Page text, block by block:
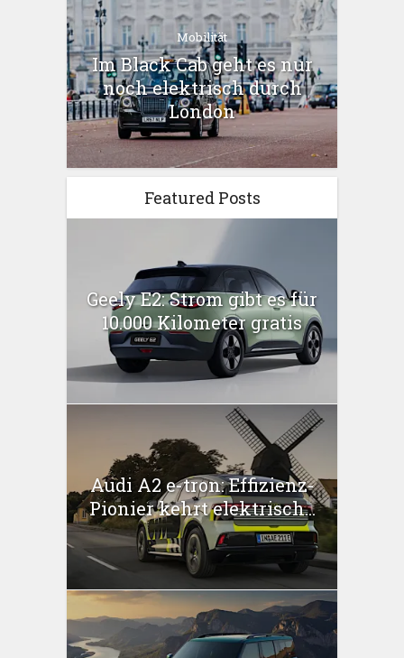
Mobilität
Im Black Cab geht es nur
noch elektrisch durch
London
Featured Posts
Geely E2: Strom gibt es für
10.000 Kilometer gratis
Audi A2 e-tron: Effizienz-
Pionier kehrt elektrisch...